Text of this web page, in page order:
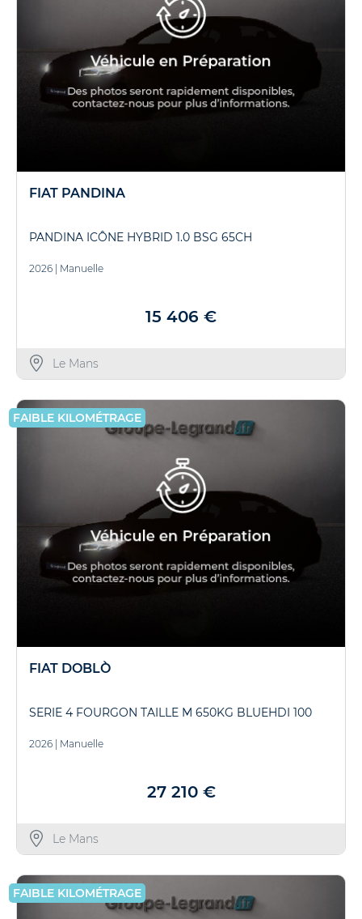
FIAT PANDINA
PANDINA ICÔNE HYBRID 1.0 BSG 65CH
2026 Manuelle
15 406 €
Le Mans
FAIBLE KILOMÉTRAGE
FIAT DOBLÒ
SERIE 4 FOURGON TAILLE M 650KG BLUEHDI 100
2026 Manuelle
27 210 €
Le Mans
FAIBLE KILOMÉTRAGE